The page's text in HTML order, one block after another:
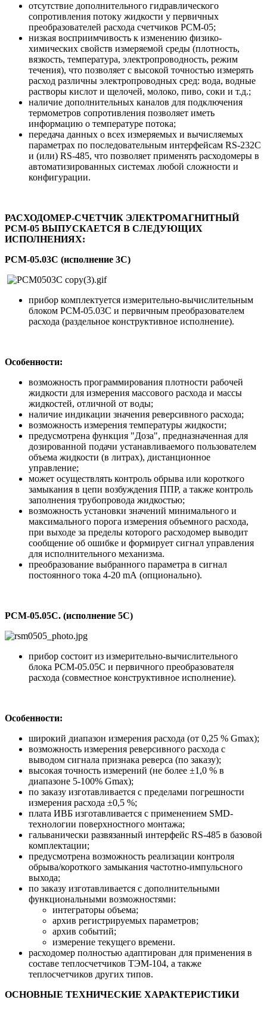
отсутствие дополнительного гидравлического
сопротивления потоку жидкости у первичных
преобразователей расхода счетчиков РСМ-05;
низкая восприимчивость к изменению физико-
химических свойств измеряемой среды (плотность,
вязкость, температура, электропроводность, режим
течения), что позволяет с высокой точностью измерять
расход различны электропроводных сред: вода, водные
растворы кислот и щелочей, молоко, пиво, соки и т.д.;
наличие дополнительных каналов для подключения
термометров сопротивления позволяет иметь
информацию о температуре потока;
передача данных о всех измеряемых и вычисляемых
параметрах по последовательным интерфейсам RS-232C
и (или) RS-485, что позволяет применять расходомеры в
автоматизированных системах любой сложности и
конфигурации.
РАСХОДОМЕР-СЧЕТЧИК ЭЛЕКТРОМАГНИТНЫЙ
РСМ-05 ВЫПУСКАЕТСЯ В СЛЕДУЮЩИХ
ИСПОЛНЕНИЯХ:
РСМ-05.03C (исполнение 3C)
прибор комплектуется измерительно-вычислительным
блоком РСМ-05.03C и первичным преобразователем
расхода (раздельное конструктивное исполнение).
Особенности:
возможность программирования плотности рабочей
жидкости для измерения массового расхода и массы
жидкостей, отличной от воды;
наличие индикации значения реверсивного расхода;
возможность измерения температуры жидкости;
предусмотрена функция "Доза", предназначенная для
дозированной подачи устанавливаемого пользователем
объема жидкости (в литрах), дистанционное
управление;
может осуществлять контроль обрыва или короткого
замыкания в цепи возбуждения ППР, а также контроль
заполнения трубопровода жидкостью;
возможность установки значений минимального и
максимального порога измерения объемного расхода,
при выходе за пределы которого расходомер выводит
сообщение об ошибке и формирует сигнал управления
для исполнительного механизма.
преобразование выбранного параметра в сигнал
постоянного тока 4-20 mA (опционально).
РСМ-05.05С. (исполнение 5С)
прибор состоит из измерительно-вычислительного
блока РСМ-05.05С и первичного преобразователя
расхода (совместное конструктивное исполнение).
Особенности:
широкий диапазон измерения расхода (от 0,25 % Gmax);
возможность измерения реверсивного расхода с
выводом сигнала признака реверса (по заказу);
высокая точность измерений (не более ±1,0 % в
диапазоне 5-100% Gmax);
по заказу изготавливается с пределами погрешности
измерения расхода ±0,5 %;
плата ИВБ изготавливается с применением SMD-
технологии поверхностного монтажа;
гальванически развязанный интерфейс RS-485 в базовой
комплектации;
предусмотрена возможность реализации контроля
обрыва/короткого замыкания частотно-импульсного
выхода;
по заказу изготавливается с дополнительными
функциональными возможностями:
интеграторы объема;
архив регистрируемых параметров;
архив событий;
измерение текущего времени.
расходомер полностью адаптирован для применения в
составе теплосчетчиков ТЭМ-104, а также
теплосчетчиков других типов.
ОСНОВНЫЕ ТЕХНИЧЕСКИЕ ХАРАКТЕРИСТИКИ